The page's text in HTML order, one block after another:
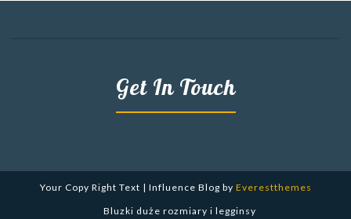
Get In Touch
Your Copy Right Text | Influence Blog by Everestthemes
Bluzki duże rozmiary i legginsy